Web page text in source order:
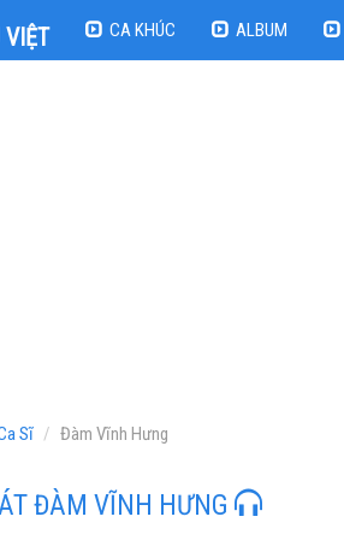
CA KHÚC ALBUM
Sĩ Đàm Vĩnh Hưng
ĐÀM VĨNH HƯNG